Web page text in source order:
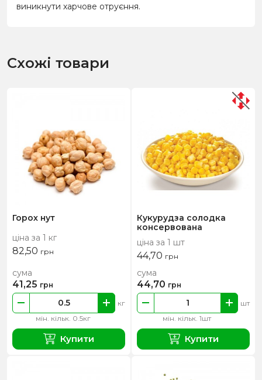
виникнути харчове отруєння.
Схожі товари
Горох нут
ціна за 1 кг
82,50 грн
мін. кільк. 0.5кг
кг
сума
41,25 грн
Купити
Кукурудза солодка
консервована
ціна за 1 шт
44,70 грн
мін. кільк. 1шт
шт
сума
44,70 грн
Купити